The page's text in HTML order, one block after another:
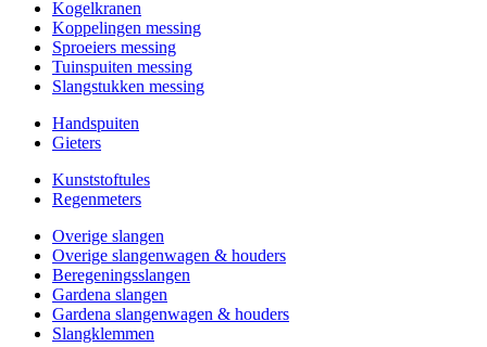
Kogelkranen
Koppelingen messing
Sproeiers messing
Tuinspuiten messing
Slangstukken messing
Handspuiten
Gieters
Kunststoftules
Regenmeters
Overige slangen
Overige slangenwagen & houders
Beregeningsslangen
Gardena slangen
Gardena slangenwagen & houders
Slangklemmen